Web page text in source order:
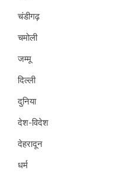
चंडीगढ़
चमोली
जम्मू
दिल्ली
दुनिया
देश-विदेश
देहरादून
धर्म